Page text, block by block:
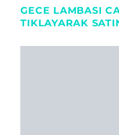
GECE LAMBASI
TIKLAYARAK